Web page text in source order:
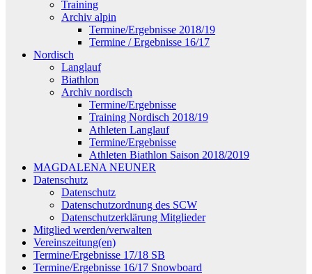
Training
Archiv alpin
Termine/Ergebnisse 2018/19
Termine / Ergebnisse 16/17
Nordisch
Langlauf
Biathlon
Archiv nordisch
Termine/Ergebnisse
Training Nordisch 2018/19
Athleten Langlauf
Termine/Ergebnisse
Athleten Biathlon Saison 2018/2019
MAGDALENA NEUNER
Datenschutz
Datenschutz
Datenschutzordnung des SCW
Datenschutzerklärung Mitglieder
Mitglied werden/verwalten
Vereinszeitung(en)
Termine/Ergebnisse 17/18 SB
Termine/Ergebnisse 16/17 Snowboard